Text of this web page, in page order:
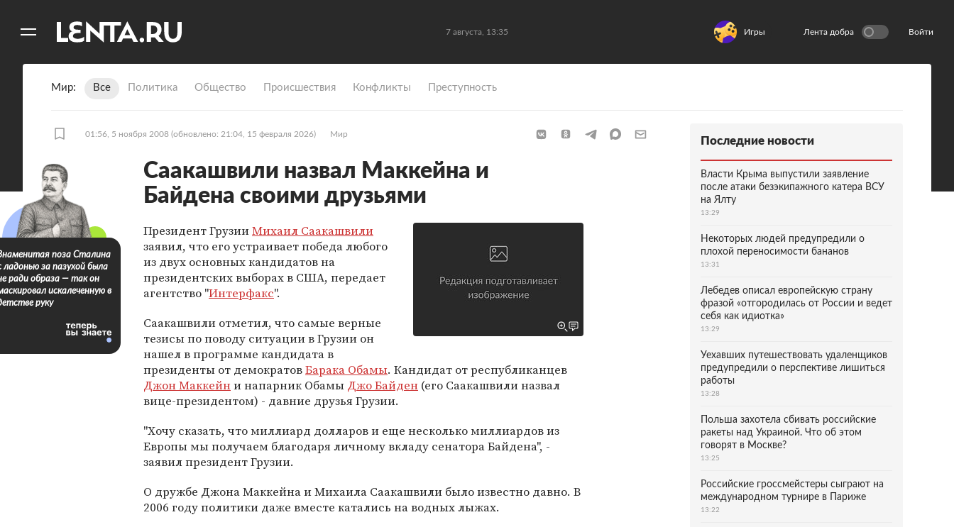
7 августа, 13:35 Игры Лента добра Войти
Мир Все Политика Общество Происшествия Конфликты Преступность
01:56, 5 ноября 2008 (обновлено: 21:04, 15 февраля 2026) Мир
Саакашвили назвал Маккейна и
Байдена своими друзьями
Президент ГрузииМихаил Саакашвили
заявил, что его устраивает победа любого
из двух основных кандидатов на
президентских выборах в США, передает
агентство "Интерфакс".
Саакашвили отметил, что самые верные
тезисы по поводу ситуации в Грузии он
нашел в программе кандидата в
президенты от демократовБарака Обамы. Кандидат от республиканцев
Джон Маккейни напарник Обамы Джо Байден (его Саакашвили назвал
вице-президентом) - давние друзья Грузии.
"Хочу сказать, что миллиард долларов и еще несколько миллиардов из
Европы мы получаем благодаря личному вкладу сенатора Байдена", -
заявил президент Грузии.
О дружбе Джона Маккейна и Михаила Саакашвили было известно давно. В
2006 году политики даже вместе катались на водных лыжах.
поза Сталина
ладонью за пазухой была
ради образа — так он
искалеченную в
руку
Последние новости
Власти Крыма выпустили заявление
после атаки безэкипажного катера ВСУ
на Ялту
13:29
Некоторых людей предупредили о
плохой переносимости бананов
13:31
Лебедев описал европейскую страну
фразой «отгородилась от России и ведет
себя как идиотка»
13:29
Уехавших путешествовать удаленщиков
предупредили о перспективе лишиться
работы
13:28
Польша захотела сбивать российские
ракеты над Украиной. Что об этом
говорят в Москве?
13:25
Российские гроссмейстеры сыграют на
международном турнире в Париже
13:22